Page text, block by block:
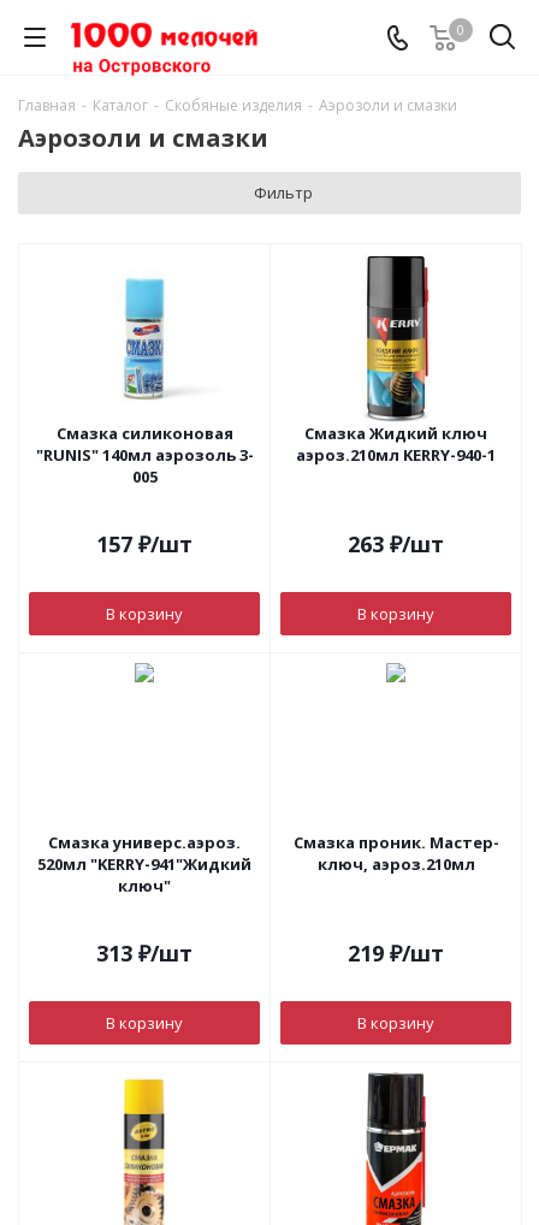
0
Главная - Каталог - Скобяные изделия - Аэрозоли и смазки
Аэрозоли и смазки
Фильтр
Смазка силиконовая
"RUNIS" 140мл аэрозоль 3-
005
157 ₽/шт
В корзину
Смазка Жидкий ключ
аэроз.210мл KERRY-940-1
263 ₽/шт
В корзину
Смазка универс.аэроз.
520мл "KERRY-941"Жидкий
ключ"
313 ₽/шт
В корзину
Смазка проник. Мастер-
ключ, аэроз.210мл
219 ₽/шт
В корзину